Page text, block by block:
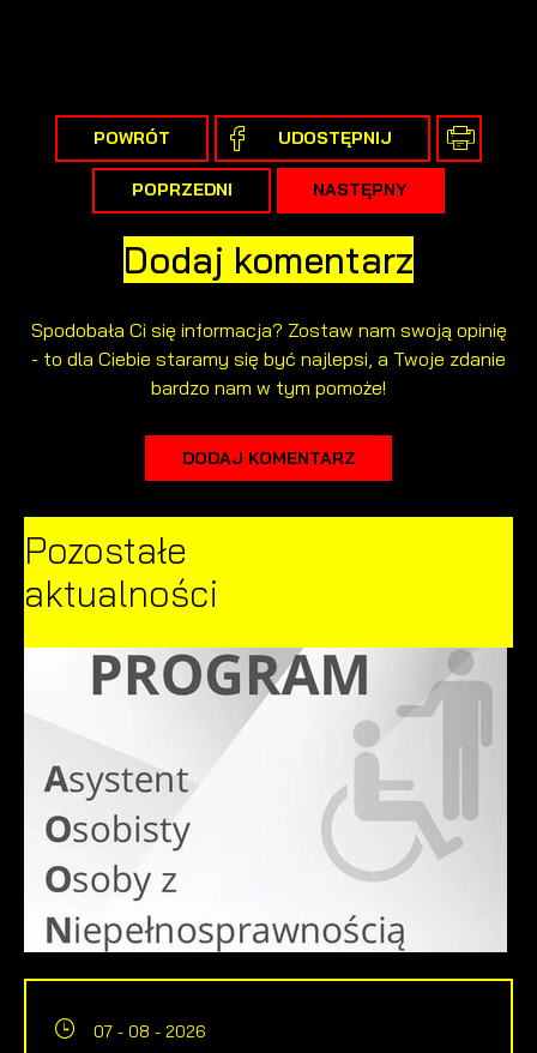
POWRÓT UDOSTĘPNIJ
POPRZEDNI NASTĘPNY
Dodaj komentarz
Spodobała Ci się informacja? Zostaw nam swoją opinię
- to dla Ciebie staramy się być najlepsi, a Twoje zdanie
bardzo nam w tym pomoże!
DODAJ KOMENTARZ
Pozostałe
aktualności
07 - 08 - 2026